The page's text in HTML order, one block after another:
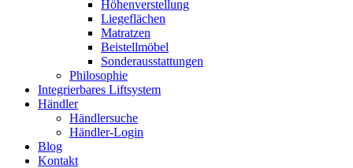
Höhenverstellung
Liegeflächen
Matratzen
Beistellmöbel
Sonderausstattungen
Philosophie
Integrierbares Liftsystem
Händler
Händlersuche
Händler-Login
Blog
Kontakt